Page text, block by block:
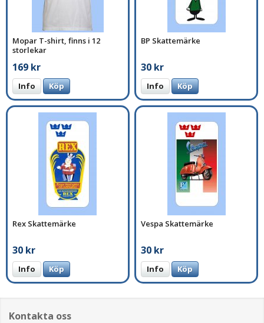
Mopar T-shirt, finns i 12
storlekar
169 kr
Info Köp
BP Skattemärke
30 kr
Info Köp
Rex Skattemärke
30 kr
Info Köp
Vespa Skattemärke
30 kr
Info Köp
Kontakta oss